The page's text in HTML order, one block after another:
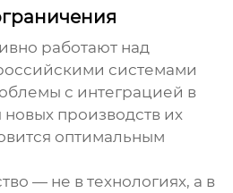
работают над
системами
с интеграцией в
производств их
оптимальным
— не в технологиях, а в